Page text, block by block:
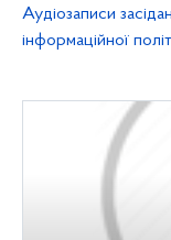
Аудіозаписи
інформаційної